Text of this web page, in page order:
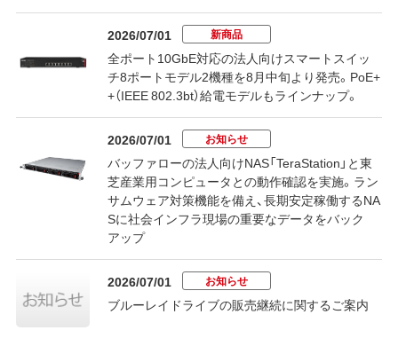
2026/07/01 新商品
全ポート10GbE対応の法人向けスマートスイッ
チ8ポートモデル2機種を8月中旬より発売。PoE+
+（IEEE 802.3bt）給電モデルもラインナップ。
2026/07/01 お知らせ
バッファローの法人向けNAS「TeraStation」と東
芝産業用コンピュータとの動作確認を実施。ラン
サムウェア対策機能を備え、長期安定稼働するNA
Sに社会インフラ現場の重要なデータをバック
アップ
2026/07/01 お知らせ
ブルーレイドライブの販売継続に関するご案内